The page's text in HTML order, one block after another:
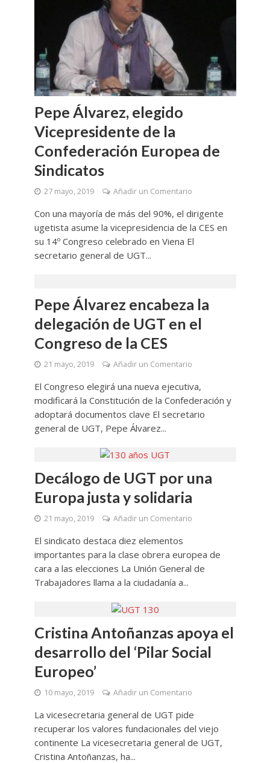
Pepe Álvarez, elegido
Vicepresidente de la
Confederación Europea de
Sindicatos
27 mayo, 2019 Añadir un Comentario
Con una mayoría de más del 90%, el dirigente
ugetista asume la vicepresidencia de la CES en
su 14º Congreso celebrado en Viena El
secretario general de UGT...
Pepe Álvarez encabeza la
delegación de UGT en el
Congreso de la CES
21 mayo, 2019 Añadir un Comentario
El Congreso elegirá una nueva ejecutiva,
modificará la Constitución de la Confederación y
adoptará documentos clave El secretario
general de UGT, Pepe Álvarez...
Decálogo de UGT por una
Europa justa y solidaria
21 mayo, 2019 Añadir un Comentario
El sindicato destaca diez elementos
importantes para la clase obrera europea de
cara a las elecciones La Unión General de
Trabajadores llama a la ciudadanía a...
Cristina Antoñanzas apoya el
desarrollo del ‘Pilar Social
Europeo’
10 mayo, 2019 Añadir un Comentario
La vicesecretaria general de UGT pide
recuperar los valores fundacionales del viejo
continente La vicesecretaria general de UGT,
Cristina Antoñanzas, ha...